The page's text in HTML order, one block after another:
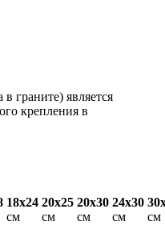
граните) является
крепления в
18х24
см
20х25
см
20х30
см
24х30
см
см